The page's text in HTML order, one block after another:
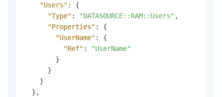
"Users" :
{
"Type" : "DATASOURCE::RAM::Users" ,
"Properties" :
{
"UserName" :
{
"Ref" :
"UserName"
}
}
}
} ,